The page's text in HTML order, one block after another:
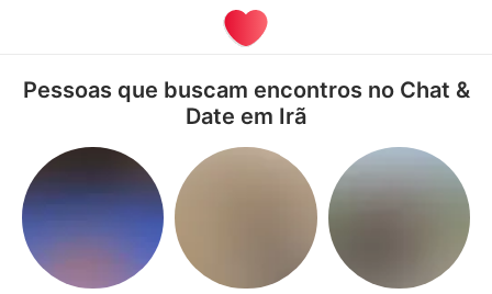
Pessoas que buscam encontros no Chat &
Date em Irã